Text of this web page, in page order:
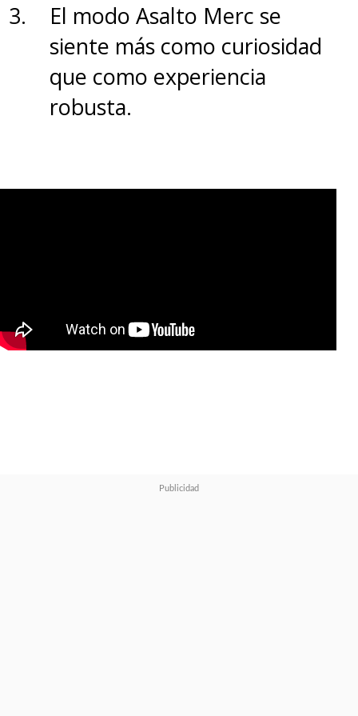
El modo Asalto Merc se
siente más como curiosidad
que como experiencia
robusta.